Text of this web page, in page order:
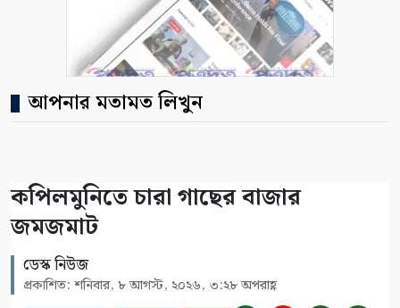
আপনার মতামত লিখুন
কপিলমুনিতে চারা গাছের বাজার
জমজমাট
ডেস্ক নিউজ
প্রকাশিত: শনিবার, ৮ আগস্ট, ২০২৬, ৩:২৮ অপরাহ্ণ